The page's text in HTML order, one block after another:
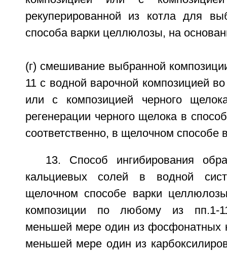
рекуперированной из котла для
способа варки целлюлозы, на
(г) смешивание выбранной
11 с водной варочной композицией
или с композицией черного
регенерации черного щелока в
соответственно, в щелочном способе
13. Способ ингибирования
кальциевых солей в водной
щелочном способе варки
композиции по любому из пп.1-
меньшей мере один из фосфонатных
меньшей мере один из